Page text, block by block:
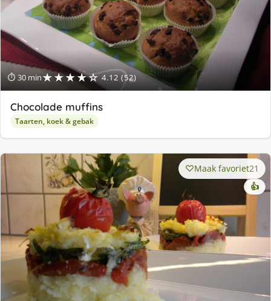
⏱ 30 min★★★★☆ 4.12 (52)
Chocolade muffins
Taarten, koek & gebak
Maak favoriet21
👍